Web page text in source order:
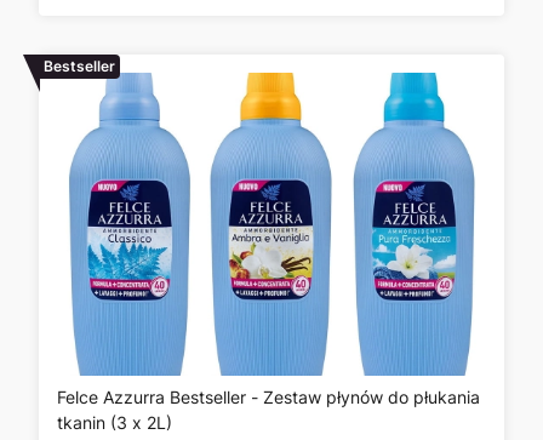
Bestseller
Felce Azzurra Bestseller - Zestaw płynów do płukania
tkanin (3 x 2L)